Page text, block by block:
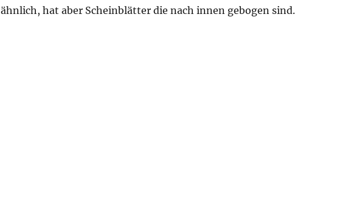
ähnlich, hat aber Scheinblätter die nach innen gebogen sind.